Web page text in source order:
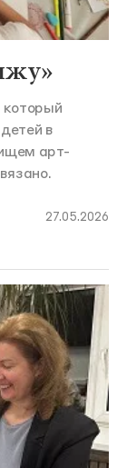
который
в
арт-
27.05.2026